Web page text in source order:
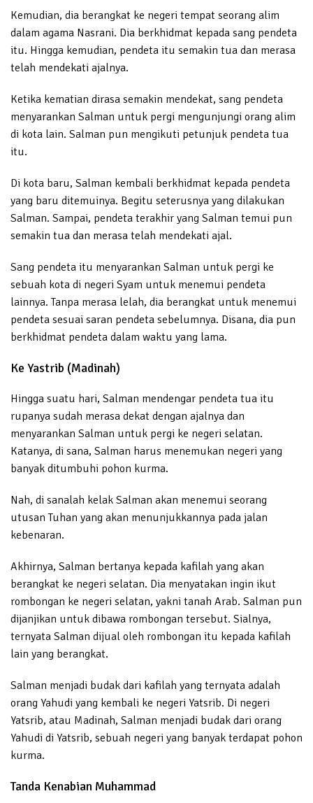
Kemudian, dia berangkat ke negeri tempat seorang alim
dalam agama Nasrani. Dia berkhidmat kepada sang pendeta
itu. Hingga kemudian, pendeta itu semakin tua dan merasa
telah mendekati ajalnya.
Ketika kematian dirasa semakin mendekat, sang pendeta
menyarankan Salman untuk pergi mengunjungi orang alim
di kota lain. Salman pun mengikuti petunjuk pendeta tua
itu.
Di kota baru, Salman kembali berkhidmat kepada pendeta
yang baru ditemuinya. Begitu seterusnya yang dilakukan
Salman. Sampai, pendeta terakhir yang Salman temui pun
semakin tua dan merasa telah mendekati ajal.
Sang pendeta itu menyarankan Salman untuk pergi ke
sebuah kota di negeri Syam untuk menemui pendeta
lainnya. Tanpa merasa lelah, dia berangkat untuk menemui
pendeta sesuai saran pendeta sebelumnya. Disana, dia pun
berkhidmat pendeta dalam waktu yang lama.
Ke Yastrib (Madinah)
Hingga suatu hari, Salman mendengar pendeta tua itu
rupanya sudah merasa dekat dengan ajalnya dan
menyarankan Salman untuk pergi ke negeri selatan.
Katanya, di sana, Salman harus menemukan negeri yang
banyak ditumbuhi pohon kurma.
Nah, di sanalah kelak Salman akan menemui seorang
utusan Tuhan yang akan menunjukkannya pada jalan
kebenaran.
Akhirnya, Salman bertanya kepada kafilah yang akan
berangkat ke negeri selatan. Dia menyatakan ingin ikut
rombongan ke negeri selatan, yakni tanah Arab. Salman pun
dijanjikan untuk dibawa rombongan tersebut. Sialnya,
ternyata Salman dijual oleh rombongan itu kepada kafilah
lain yang berangkat.
Salman menjadi budak dari kafilah yang ternyata adalah
orang Yahudi yang kembali ke negeri Yatsrib. Di negeri
Yatsrib, atau Madinah, Salman menjadi budak dari orang
Yahudi di Yatsrib, sebuah negeri yang banyak terdapat pohon
kurma.
Tanda Kenabian Muhammad